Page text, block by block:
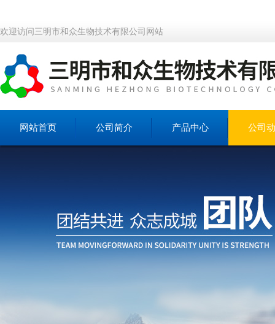
欢迎访问三明市和众生物技术有限公司网站
网站首页 公司简介 产品中心 公司